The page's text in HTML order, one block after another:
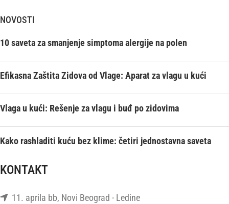
NOVOSTI
10 saveta za smanjenje simptoma alergije na polen
Efikasna Zaštita Zidova od Vlage: Aparat za vlagu u kući
Vlaga u kući: Rešenje za vlagu i buđ po zidovima
Kako rashladiti kuću bez klime: četiri jednostavna saveta
KONTAKT
11. aprila bb, Novi Beograd - Ledine